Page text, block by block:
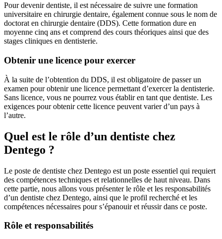
Pour devenir dentiste, il est nécessaire de suivre une formation
universitaire en chirurgie dentaire, également connue sous le nom de
doctorat en chirurgie dentaire (DDS). Cette formation dure en
moyenne cinq ans et comprend des cours théoriques ainsi que des
stages cliniques en dentisterie.
Obtenir une licence pour exercer
À la suite de l’obtention du DDS, il est obligatoire de passer un
examen pour obtenir une licence permettant d’exercer la dentisterie.
Sans licence, vous ne pourrez vous établir en tant que dentiste. Les
exigences pour obtenir cette licence peuvent varier d’un pays à
l’autre.
Quel est le rôle d’un dentiste chez
Dentego ?
Le poste de dentiste chez Dentego est un poste essentiel qui requiert
des compétences techniques et relationnelles de haut niveau. Dans
cette partie, nous allons vous présenter le rôle et les responsabilités
d’un dentiste chez Dentego, ainsi que le profil recherché et les
compétences nécessaires pour s’épanouir et réussir dans ce poste.
Rôle et responsabilités